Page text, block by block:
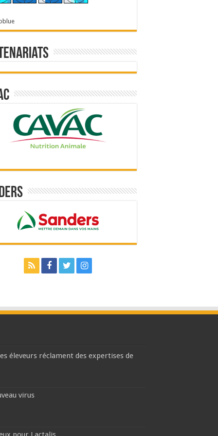
éleveurs réclament des expertises de
virus